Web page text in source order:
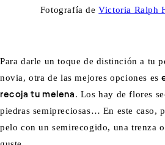
Fotografía deVictoria Ralph
Para darle un toque de distinción a tu
novia, otra de las mejores opciones es
recoja tu melena. Los hay de flores
piedras semipreciosas… En este caso,
pelo con un semirecogido, una trenza